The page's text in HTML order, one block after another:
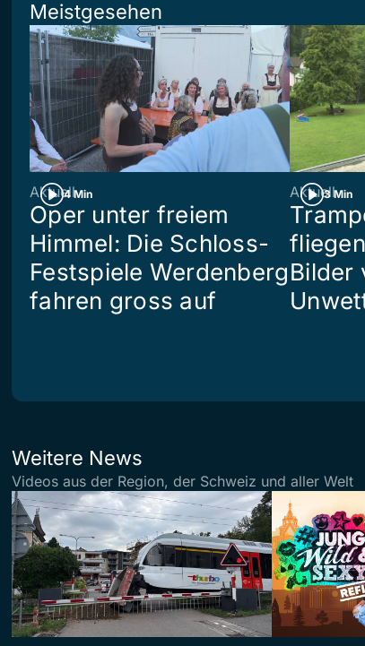
Meistgesehen
4 Min
Aktuell
Oper unter freiem
Himmel: Die Schloss-
Festspiele Werdenberg
fahren gross auf
3 Min
Aktuell
Bilder
Weitere News
Videos aus der Region, der Schweiz und aller Welt